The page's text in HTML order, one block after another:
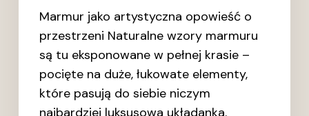
Marmur jako artystyczna opowieść o
przestrzeni Naturalne wzory marmuru
są tu eksponowane w pełnej krasie –
pocięte na duże, łukowate elementy,
które pasują do siebie niczym
najbardziej luksusowa układanka.